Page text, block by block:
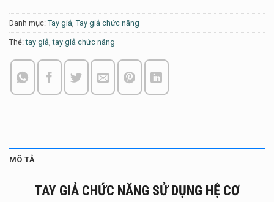
Danh mục: Tay giả, Tay giả chức năng
Thẻ:tay giả,tay giả chức năng
MÔ TẢ
TAY GIẢ CHỨC NĂNG SỬ DỤNG HỆ CƠ